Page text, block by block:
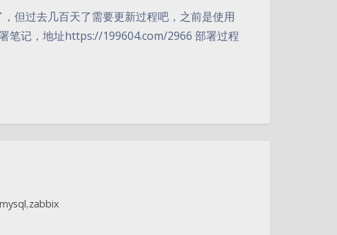
但过去几百天了需要更新过程吧，之前是使用
笔记，地址https://199604.com/2966 部署过程
mysql,zabbix